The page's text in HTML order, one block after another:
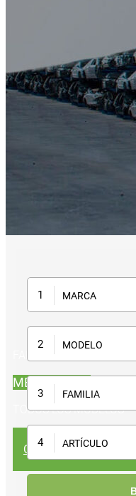
MARCA
MODELO
FAMILIA
ARTÍCULO
FAROS Y LUCES
MEGA VENTA
TODOS LOS MODELOS
CONOCELOS